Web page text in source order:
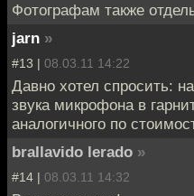
Фотографам также
jarn »
#13 | 08.03.11 14:22
Давно хотел спросить:
звука микрофона в
аналогичного по
brallavido lerado »
#14 | 08.03.11 14:32